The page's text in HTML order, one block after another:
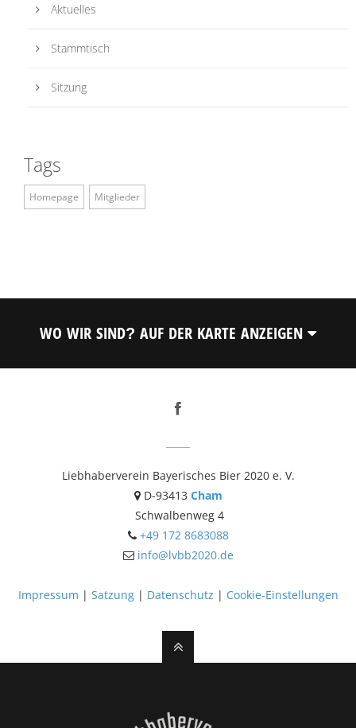
Aktuelles
Stammtisch
Sitzung
Tags
Homepage Mitglieder
WO WIR SIND? AUF DER KARTE ANZEIGEN
Liebhaberverein Bayerisches Bier 2020 e. V.
D-93413 Cham
Schwalbenweg 4
+49 172 8683088
info@lvbb2020.de
Impressum | Satzung| Datenschutz | Cookie-Einstellungen